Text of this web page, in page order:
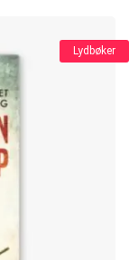
Lydbøker